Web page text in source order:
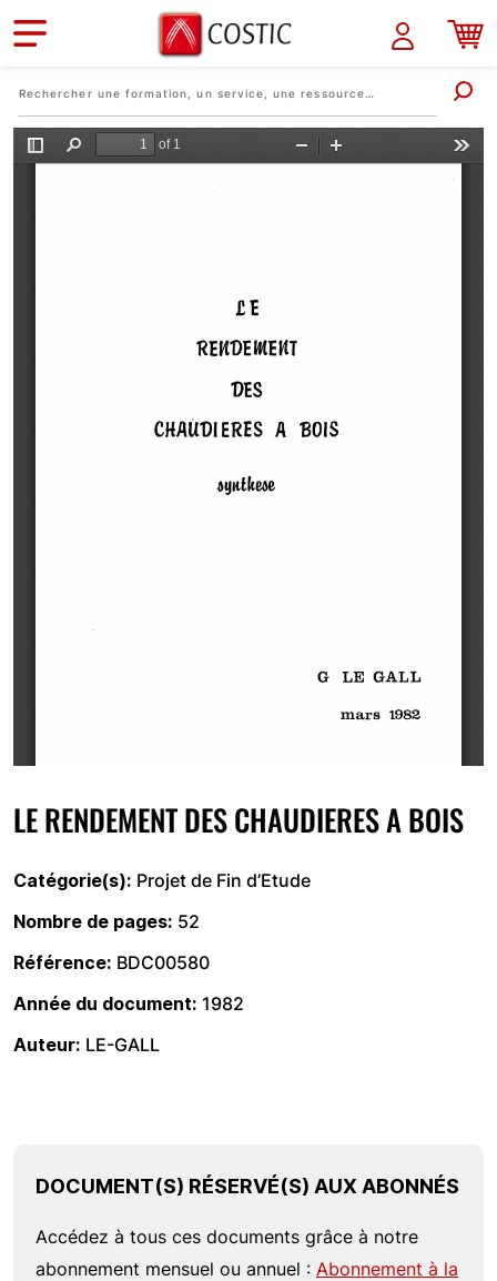
Aller au contenu principal
LE RENDEMENT DES CHAUDIERES A BOIS
Catégorie(s) Projet de Fin d’Etude
Nombre de pages 52
Référence BDC00580
Année du document 1982
Auteur LE-GALL
DOCUMENT(S) RÉSERVÉ(S) AUX ABONNÉS
Accédez à tous ces documents grâce à notre
abonnement mensuel ou annuel : Abonnement à la